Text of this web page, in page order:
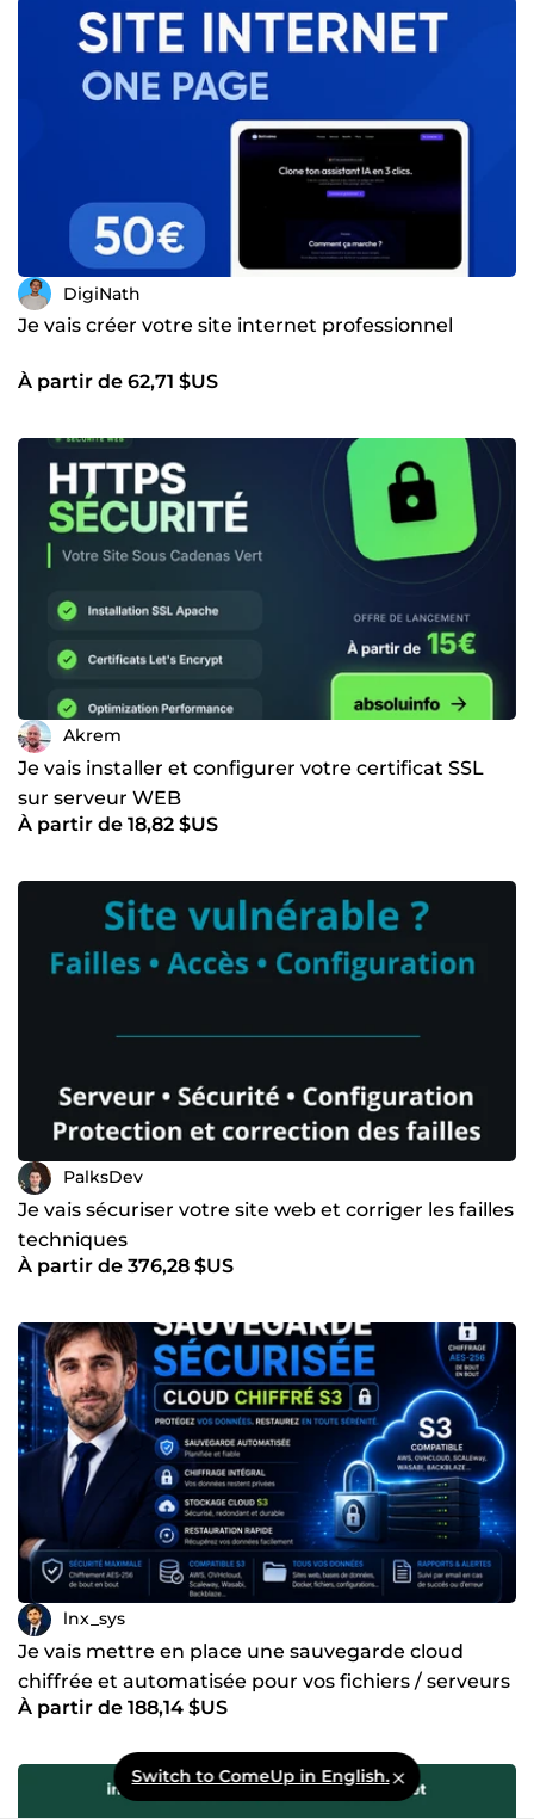
DigiNath
Je vais créer votre site internet professionnel
À partir de 62,71 $US
Akrem
Je vais installer et configurer votre certificat SSL
sur serveur WEB
À partir de 18,82 $US
PalksDev
Je vais sécuriser votre site web et corriger les failles
techniques
À partir de 376,28 $US
lnx_sys
Je vais mettre en place une sauvegarde cloud
chiffrée et automatisée pour vos fichiers / serveurs
Linux
À partir de 188,14 $US
Switch to ComeUp in English.